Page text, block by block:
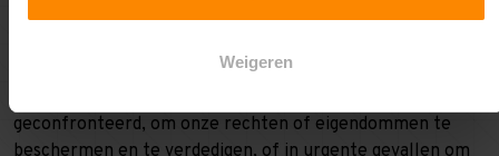
Weigeren
Wij kunnen persoonsgegevens verstrekken als dit volgens
dat dit noodzakelijk is om te voldoen aan wettelijke
geconfronteerd, om onze rechten of eigendommen te
beschermen en te verdedigen, of in urgente gevallen om